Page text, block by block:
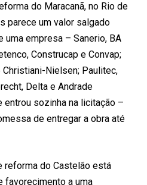
do Maracanã, no Rio de
parece um valor salgado
empresa – Sanerio, BA
Construcap e Convap;
Christiani-Nielsen; Paulitec,
Delta e Andrade
entrou sozinha na licitação –
de entregar a obra até
reforma do Castelão está
favorecimento a uma